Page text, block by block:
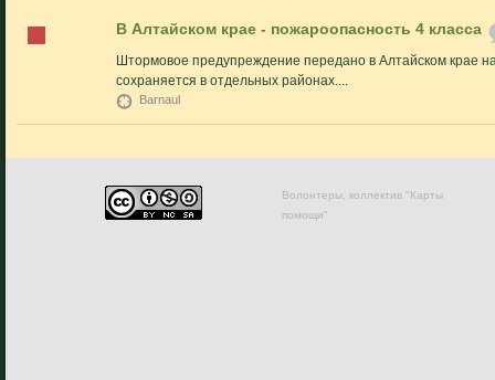
В Алтайском крае - пожароопасность 4 класса
Штормовое предупреждение передано в Алтайском крае
сохраняется в отдельных районах....
Barnaul
Волонтеры, коллектив "Карты
помощи"